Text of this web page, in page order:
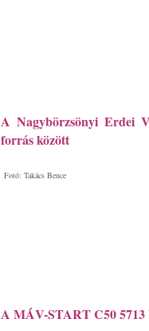
A Nagybörzsönyi Erdei
forrás között
Fotó: Takács Bence
A MÁV-START C50 5713